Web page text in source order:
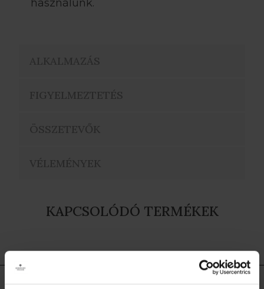
használunk.
KAPCSOLÓDÓ TERMÉKEK
NEKED AJÁNLJUK MÉG...